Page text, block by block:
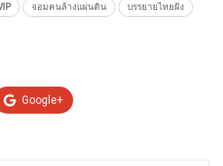
จอมคนล้างแผ่นดิน บรรยายไทยฝัง
Google+